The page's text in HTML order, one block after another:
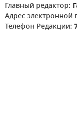
Главный редактор:
Адрес электронной
Телефон Редакции: